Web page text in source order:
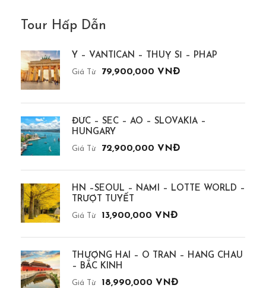
Tour Hấp Dẫn
Ý – VANTICAN – THUỴ SĨ – PHÁP
Giá Từ 79,900,000 VNĐ
ĐỨC – SÉC – ÁO – SLOVAKIA –
HUNGARY
Giá Từ 72,900,000 VNĐ
HN –SEOUL – NAMI – LOTTE WORLD –
TRƯỢT TUYẾT
Giá Từ 13,900,000 VNĐ
THƯỢNG HẢI – Ô TRẤN – HÀNG CHÂU
– BẮC KINH
Giá Từ 18,990,000 VNĐ